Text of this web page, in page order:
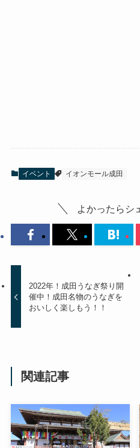
イベント イオンモール成田
よかったらシ
2022年！成田うなぎ祭り開
催中！成田名物のうなぎを
おいしく楽しもう！！
関連記事